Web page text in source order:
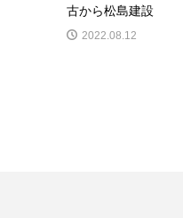
古から松島建設
2022.08.12